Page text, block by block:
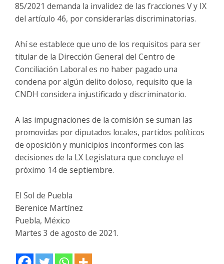
85/2021 demanda la invalidez de las fracciones V y IX
del artículo 46, por considerarlas discriminatorias.
Ahí se establece que uno de los requisitos para ser
titular de la Dirección General del Centro de
Conciliación Laboral es no haber pagado una
condena por algún delito doloso, requisito que la
CNDH considera injustificado y discriminatorio.
A las impugnaciones de la comisión se suman las
promovidas por diputados locales, partidos políticos
de oposición y municipios inconformes con las
decisiones de la LX Legislatura que concluye el
próximo 14 de septiembre.
El Sol de Puebla
Berenice Martínez
Puebla, México
Martes 3 de agosto de 2021.